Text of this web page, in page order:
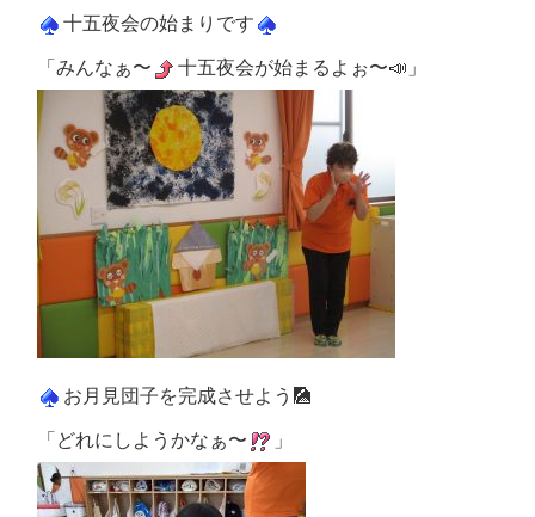
十五夜会の始まりです
「みんなぁ〜 十五夜会が始まるよぉ〜📣」
お月見団子を完成させよう🎑
「どれにしようかなぁ〜 」